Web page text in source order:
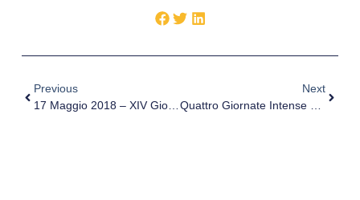
Previous
17 Maggio 2018 – XIV Giornata Mondiale Contro L’Ipertensione Arteriosa
Next
Quattro Giornate Intense Per La Basket Minozzi-Medic@live